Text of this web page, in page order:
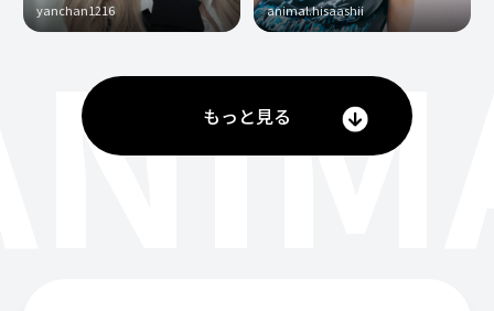
yanchan1216 animal.hisaashii
もっと見る